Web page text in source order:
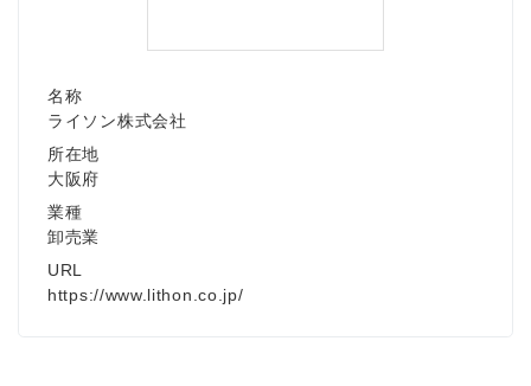
名称
ライソン株式会社
所在地
大阪府
業種
卸売業
URL
https://www.lithon.co.jp/